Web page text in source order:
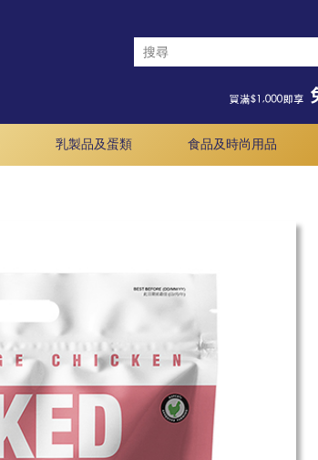
乳製品及蛋類 食品及時尚用品